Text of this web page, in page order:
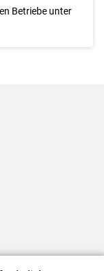
Betriebe unter